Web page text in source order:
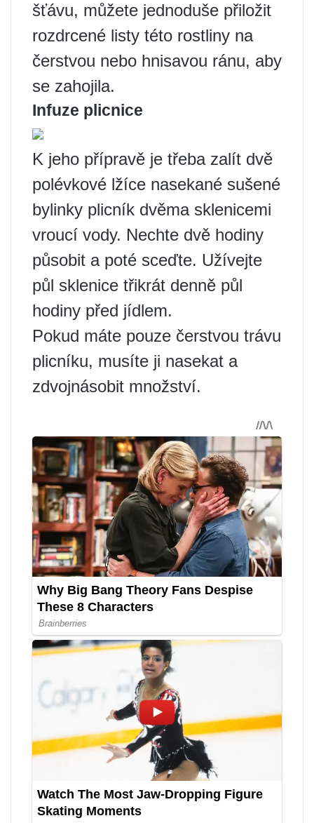
šťávu, můžete jednoduše přiložit
rozdrcené listy této rostliny na
čerstvou nebo hnisavou ránu, aby
se zahojila.
Infuze plicnice
K jeho přípravě je třeba zalít dvě
polévkové lžíce nasekané sušené
bylinky plicník dvěma sklenicemi
vroucí vody. Nechte dvě hodiny
působit a poté sceďte. Užívejte
půl sklenice třikrát denně půl
hodiny před jídlem.
Pokud máte pouze čerstvou trávu
plicníku, musíte ji nasekat a
zdvojnásobit množství.